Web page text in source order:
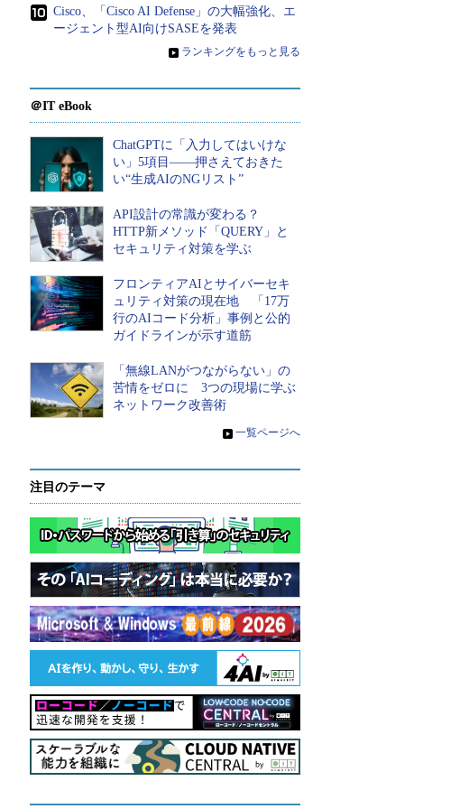
Cisco、「Cisco AI Defense」の大幅強化、エ
ージェント型AI向けSASEを発表
» ランキングをもっと見る
＠IT eBook
ChatGPTに「入力してはいけな
い」5項目――押さえておきた
い“生成AIのNGリスト”
API設計の常識が変わる？
HTTP新メソッド「QUERY」と
セキュリティ対策を学ぶ
フロンティアAIとサイバーセキ
ュリティ対策の現在地 「17万
行のAIコード分析」事例と公的
ガイドラインが示す道筋
「無線LANがつながらない」の
苦情をゼロに 3つの現場に学ぶ
ネットワーク改善術
» 一覧ページへ
注目のテーマ